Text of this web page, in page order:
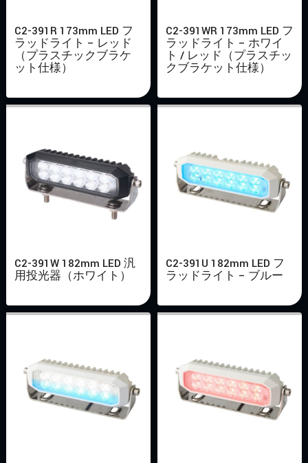
C2-391R 173mm LED フ
ラッドライト – レッド
（プラスチックブラケ
ット仕様）
C2-391WR 173mm LED フ
ラッドライト – ホワイ
ト / レッド（プラスチッ
クブラケット仕様）
C2-391W 182mm LED 汎
用投光器（ホワイト）
C2-391U 182mm LED フ
ラッドライト – ブルー